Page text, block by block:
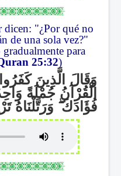
dicen: "¿Por qué no
de una sola vez?"
para
25:32)
وَقَالَ الَّذِينَ
الْقُرْآنُ جُمْلَةً
فُؤَادَكَۖ وَرَتَّلْنَاهُ